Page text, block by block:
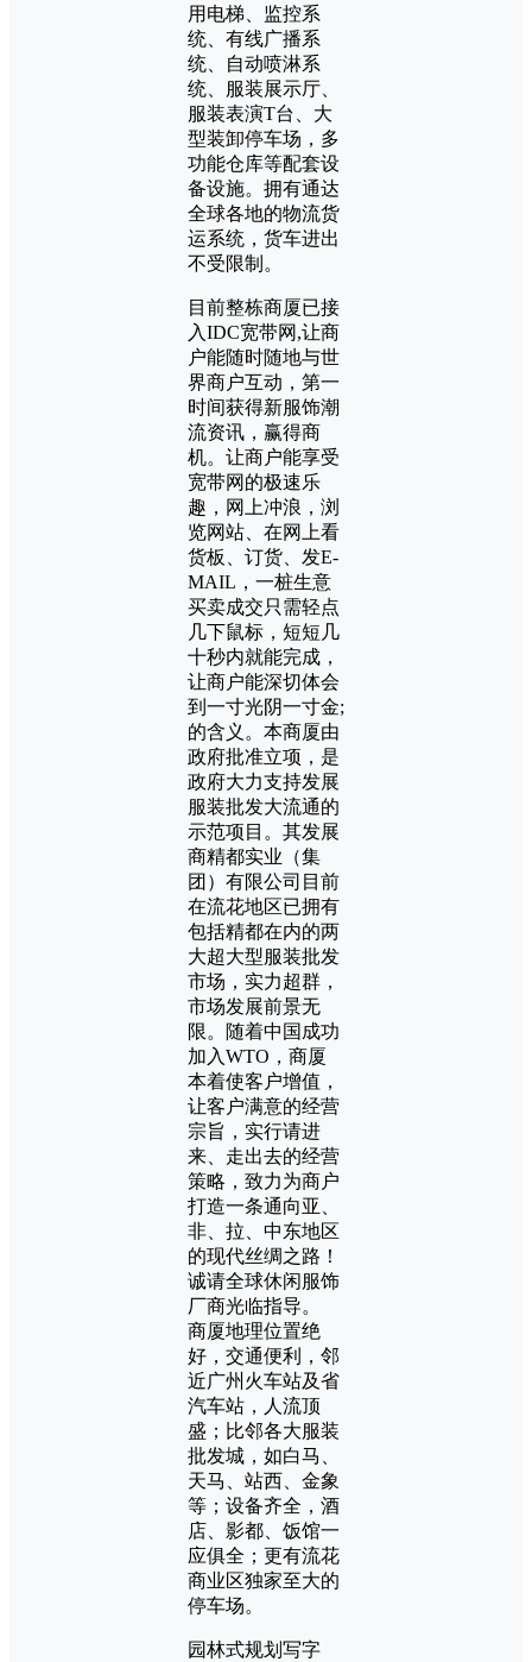
用电梯、监控系
统、有线广播系
统、自动喷淋系
统、服装展示厅、
服装表演T台、大
型装卸停车场，多
功能仓库等配套设
备设施。拥有通达
全球各地的物流货
运系统，货车进出
不受限制。
目前整栋商厦已接
入IDC宽带网,让商
户能随时随地与世
界商户互动，第一
时间获得新服饰潮
流资讯，赢得商
机。让商户能享受
宽带网的极速乐
趣，网上冲浪，浏
览网站、在网上看
货板、订货、发E-
MAIL，一桩生意
买卖成交只需轻点
几下鼠标，短短几
十秒内就能完成，
让商户能深切体会
到一寸光阴一寸金;
的含义。本商厦由
政府批准立项，是
政府大力支持发展
服装批发大流通的
示范项目。其发展
商精都实业（集
团）有限公司目前
在流花地区已拥有
包括精都在内的两
大超大型服装批发
市场，实力超群，
市场发展前景无
限。随着中国成功
加入WTO，商厦
本着使客户增值，
让客户满意的经营
宗旨，实行请进
来、走出去的经营
策略，致力为商户
打造一条通向亚、
非、拉、中东地区
的现代丝绸之路！
诚请全球休闲服饰
厂商光临指导。
商厦地理位置绝
好，交通便利，邻
近广州火车站及省
汽车站，人流顶
盛；比邻各大服装
批发城，如白马、
天马、站西、金象
等；设备齐全，酒
店、影都、饭馆一
应俱全；更有流花
商业区独家至大的
停车场。
园林式规划写字